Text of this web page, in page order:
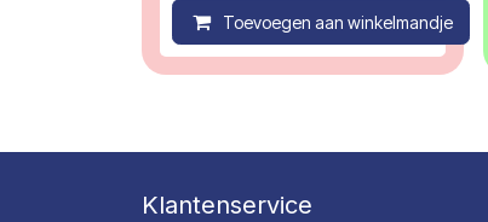
Toevoegen aan winkelmandje
Klantenservice